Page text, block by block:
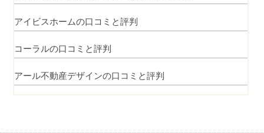
アイビスホームの口コミと評判
コーラルの口コミと評判
アール不動産デザインの口コミと評判